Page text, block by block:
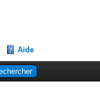
Aide